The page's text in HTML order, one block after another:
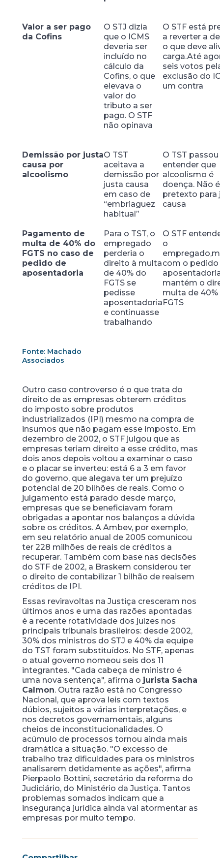
Valor a ser pago
da Cofins
O STJ dizia
que o ICMS
deveria ser
incluído no
cálculo da
Cofins, o que
elevava o
valor do
tributo a ser
pago. O STF
não opinava
O STF está
a reverter a
o que deve
carga.Até
seis votos
exclusão do
um contra
Demissão por justa
causa por
alcoolismo
O TST
aceitava a
demissão por
justa causa
em caso de
“embriaguez
habitual”
O TST passou
entender que
alcoolismo é
doença. Não
pretexto para
causa
Pagamento de
multa de 40% do
FGTS no caso de
pedido de
aposentadoria
Para o TST, o
empregado
perderia o
direito à multa
de 40% do
FGTS se
pedisse
aposentadoria
e continuasse
trabalhando
O STF
o
com o pedido
mantém o
multa de 40%
FGTS
Fonte: Machado
Associados
Outro caso controverso é o que trata do
direito de as empresas obterem créditos
do imposto sobre produtos
industrializados (IPI) mesmo na compra de
insumos que não pagam esse imposto. Em
dezembro de 2002, o STF julgou que as
empresas teriam direito a esse crédito, mas
dois anos depois voltou a examinar o caso
e o placar se inverteu: está 6 a 3 em favor
do governo, que alegava ter um prejuízo
potencial de 20 bilhões de reais. Como o
julgamento está parado desde março,
empresas que se beneficiavam foram
obrigadas a apontar nos balanços a dúvida
sobre os créditos. A Ambev, por exemplo,
em seu relatório anual de 2005 comunicou
ter 228 milhões de reais de créditos a
recuperar. Também com base nas decisões
do STF de 2002, a Braskem considerou ter
o direito de contabilizar 1 bilhão de reaisem
créditos de IPI.
Essas reviravoltas na Justiça cresceram nos
últimos anos e uma das razões apontadas
é a recente rotatividade dos juízes nos
principais tribunais brasileiros: desde 2002,
30% dos ministros do STJ e 40% da equipe
do TST foram substituídos. No STF, apenas
o atual governo nomeou seis dos 11
integrantes. "Cada cabeça de ministro é
uma nova sentença", afirma o jurista Sacha
Calmon. Outra razão está no Congresso
Nacional, que aprova leis com textos
dúbios, sujeitos a várias interpretações, e
nos decretos governamentais, alguns
cheios de inconstitucionalidades. O
acúmulo de processos tornou ainda mais
dramática a situação. "O excesso de
trabalho traz dificuldades para os ministros
analisarem detidamente as ações", afirma
Pierpaolo Bottini, secretário da reforma do
Judiciário, do Ministério da Justiça. Tantos
problemas somados indicam que a
insegurança jurídica ainda vai atormentar as
empresas por muito tempo.